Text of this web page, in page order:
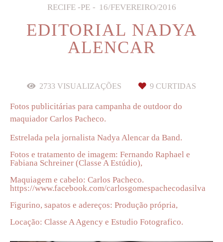
RECIFE -PE
16/FEVEREIRO/2016
EDITORIAL NADYA
ALENCAR
2733 VISUALIZAÇÕES 9 CURTIDAS
Fotos publicitárias para campanha de outdoor do
maquiador Carlos Pacheco.
Estrelada pela jornalista Nadya Alencar da Band.
Fotos e tratamento de imagem: Fernando Raphael e
Fabiana Schreiner (Classe A Estúdio),
Maquiagem e cabelo: Carlos Pacheco.
https://www.facebook.com/carlosgomespachecodasilva
Figurino, sapatos e adereços: Produção própria,
Locação: Classe A Agency e Estudio Fotografico.